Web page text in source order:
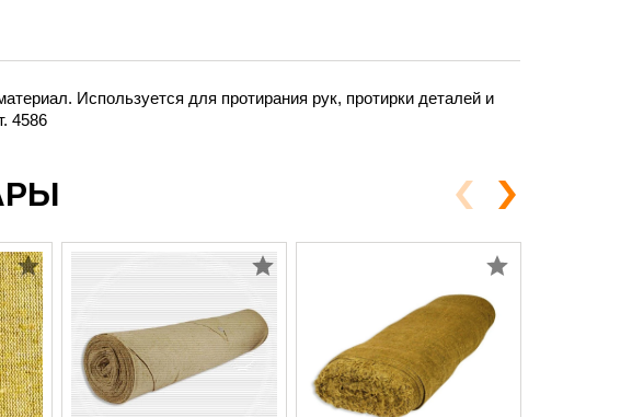
Используется для протирания рук, протирки деталей и
4586